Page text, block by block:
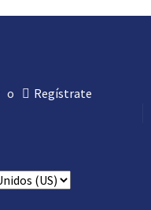
o
Regístrate
Hágalo Usted